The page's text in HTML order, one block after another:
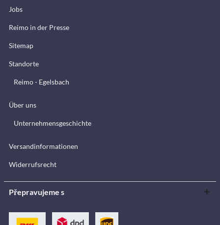
Jobs
Reimo in der Presse
Sitemap
Standorte
Reimo - Egelsbach
Über uns
Unternehmensgeschichte
Versandinformationen
Widerrufsrecht
Přepravujeme s